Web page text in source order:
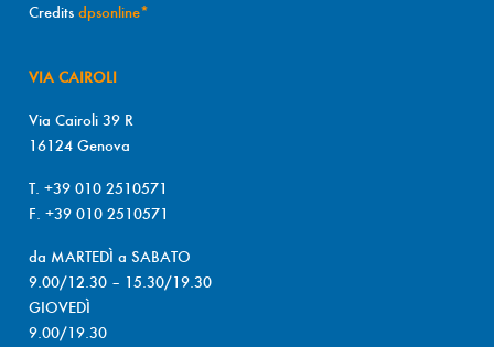
Credits dpsonline*
VIA CAIROLI
Via Cairoli 39 R
16124 Genova
T. +39 010 2510571
F. +39 010 2510571
da MARTEDÌ a SABATO
9.00/12.30 – 15.30/19.30
GIOVEDÌ
9.00/19.30